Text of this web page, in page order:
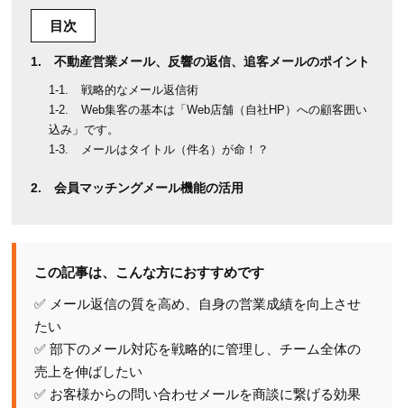
目次
不動産営業メール、反響の返信、追客メールのポイント
戦略的なメール返信術
Web集客の基本は「Web店舗（自社HP）への顧客囲い
込み」です。
メールはタイトル（件名）が命！？
会員マッチングメール機能の活用
この記事は、こんな方におすすめです
✅ メール返信の質を高め、自身の営業成績を向上させ
たい
✅ 部下のメール対応を戦略的に管理し、チーム全体の
売上を伸ばしたい
✅ お客様からの問い合わせメールを商談に繋げる効果